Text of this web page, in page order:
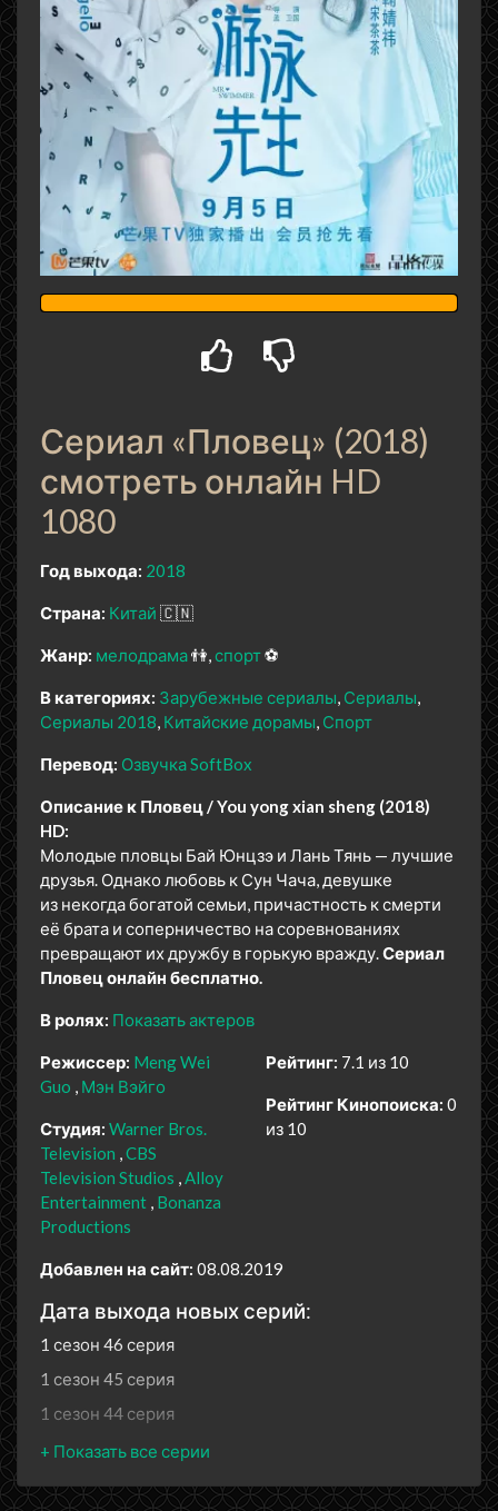
Сериал «Пловец» (2018)
смотреть онлайн HD
1080
Год выхода: 2018
Страна: Китай 🇨🇳
Жанр: мелодрама👫 спорт⚽
В категориях: Зарубежные сериалы Сериалы
Сериалы 2018 Китайские дорамы Спорт
Перевод: Озвучка SoftBox
Описание к Пловец / You yong xian sheng (2018)
HD:
Молодые пловцы Бай Юнцзэ и Лань Тянь — лучшие
друзья. Однако любовь к Сун Чача, девушке
из некогда богатой семьи, причастность к смерти
её брата и соперничество на соревнованиях
превращают их дружбу в горькую вражду.Сериал
Пловец онлайн бесплатно.
В ролях: Показать актеров
Режиссер: Meng Wei
Guo
Мэн Вэйго
Студия: Warner Bros.
Television CBS
Television Studios Alloy
Entertainment Bonanza
Productions
Рейтинг: 7.1 из 10
Рейтинг Кинопоиска: 0
из 10
Добавлен на сайт: 08.08.2019
Дата выхода новых серий:
1 сезон 46 серия
1 сезон 45 серия
1 сезон 44 серия
1 сезон 43 серия
1 сезон 42 серия